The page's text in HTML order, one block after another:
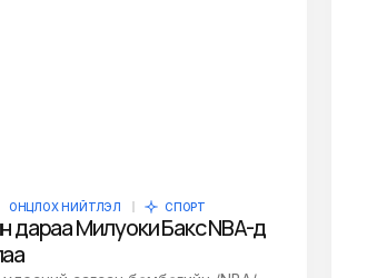
ОНЦЛОХ НИЙТЛЭЛ СПОРТ
дараа Милуоки Бакс NBA-д